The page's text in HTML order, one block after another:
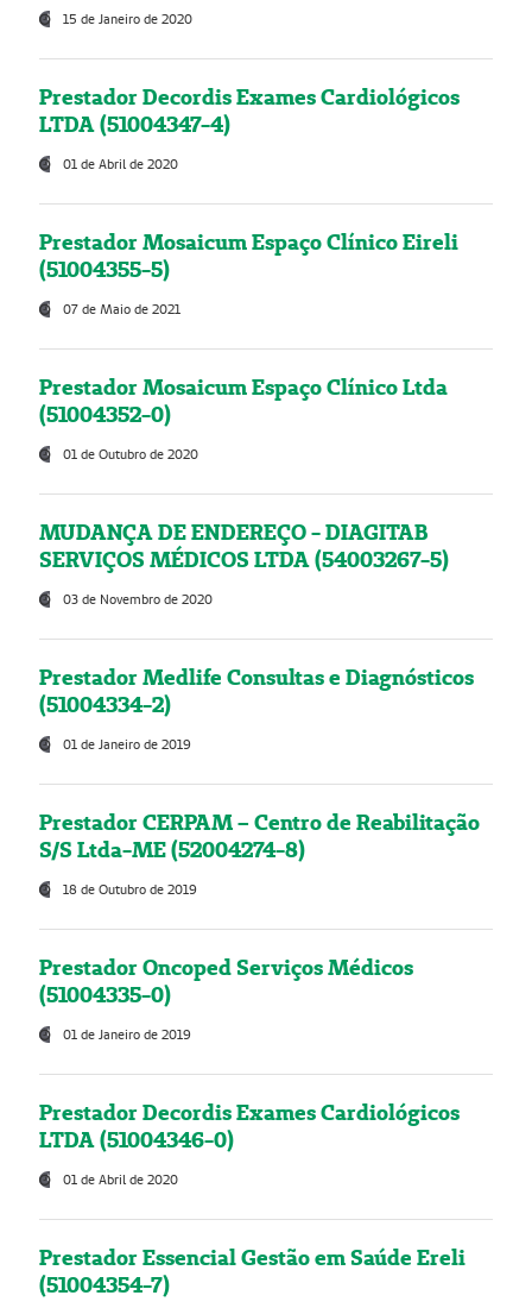
15 de Janeiro de 2020
Prestador Decordis Exames Cardiológicos
LTDA (51004347-4)
01 de Abril de 2020
Prestador Mosaicum Espaço Clínico Eireli
(51004355-5)
07 de Maio de 2021
Prestador Mosaicum Espaço Clínico Ltda
(51004352-0)
01 de Outubro de 2020
MUDANÇA DE ENDEREÇO - DIAGITAB
SERVIÇOS MÉDICOS LTDA (54003267-5)
03 de Novembro de 2020
Prestador Medlife Consultas e Diagnósticos
(51004334-2)
01 de Janeiro de 2019
Prestador CERPAM – Centro de Reabilitação
S/S Ltda-ME (52004274-8)
18 de Outubro de 2019
Prestador Oncoped Serviços Médicos
(51004335-0)
01 de Janeiro de 2019
Prestador Decordis Exames Cardiológicos
LTDA (51004346-0)
01 de Abril de 2020
Prestador Essencial Gestão em Saúde Ereli
(51004354-7)